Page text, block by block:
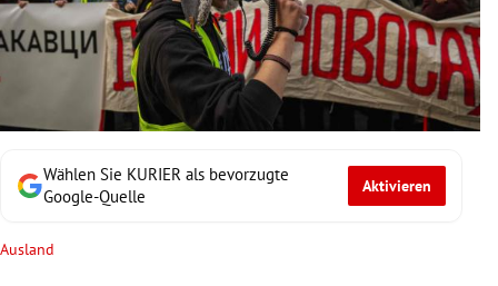
Untermenü
Untermenü
Wählen Sie KURIER als bevorzugte
Google-Quelle
Aktivieren
Ausland